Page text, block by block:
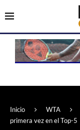
Inicio WTA
primera vez en el Top-5